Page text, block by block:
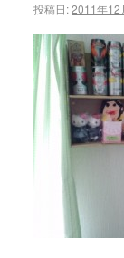
投稿日:2011年12